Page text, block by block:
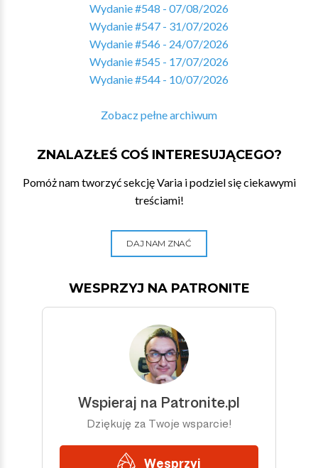
Wydanie #548 - 07/08/2026
Wydanie #547 - 31/07/2026
Wydanie #546 - 24/07/2026
Wydanie #545 - 17/07/2026
Wydanie #544 - 10/07/2026
Zobacz pełne archiwum
ZNALAZŁEŚ COŚ INTERESUJĄCEGO?
Pomóż nam tworzyć sekcję Varia i podziel się ciekawymi
treściami!
DAJ NAM ZNAĆ
WESPRZYJ NA PATRONITE